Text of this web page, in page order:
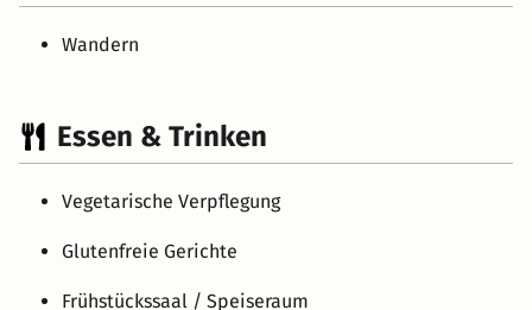
Wandern
Essen & Trinken
Vegetarische Verpflegung
Glutenfreie Gerichte
Frühstückssaal / Speiseraum